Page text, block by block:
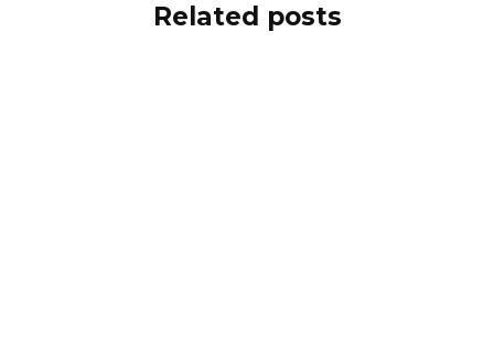
Related posts